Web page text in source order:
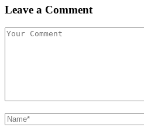
Leave a Comment